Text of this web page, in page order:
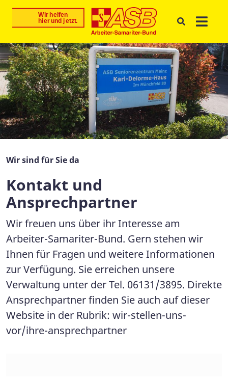
Wir sind für Sie da
Kontakt und
Ansprechpartner
Wir freuen uns über ihr Interesse am
Arbeiter-Samariter-Bund. Gern stehen wir
Ihnen für Fragen und weitere Informationen
zur Verfügung. Sie erreichen unsere
Verwaltung unter der Tel. 06131/3895. Direkte
Ansprechpartner finden Sie auch auf dieser
Website in der Rubrik: wir-stellen-uns-
vor/ihre-ansprechpartner